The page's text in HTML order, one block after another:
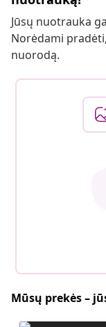
Jūsų nuotrauka
Norėdami
nuorodą.
Mūsų prekės –